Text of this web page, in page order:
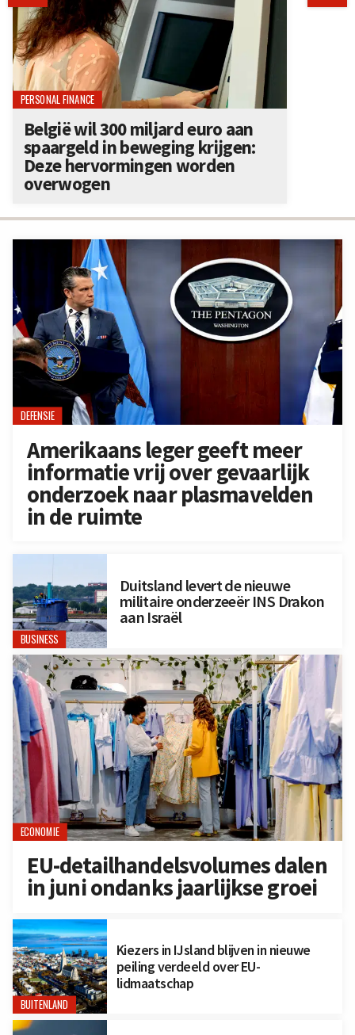
DEFENSIE
Amerikaans leger geeft meer
informatie vrij over gevaarlijk
onderzoek naar plasmavelden
in de ruimte
BUSINESS
Duitsland levert de nieuwe
militaire onderzeeër INS Drakon
aan Israël
ECONOMIE
EU-detailhandelsvolumes dalen
in juni ondanks jaarlijkse groei
BUITENLAND
Kiezers in IJsland blijven in nieuwe
peiling verdeeld over EU-
lidmaatschap
PERSONAL FINANCE
België wil 300 miljard euro aan
spaargeld in beweging krijgen:
Deze hervormingen worden
overwogen